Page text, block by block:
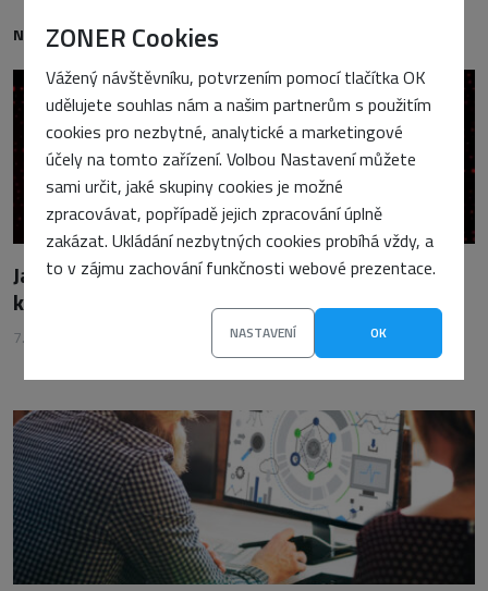
ZONER Cookies
Vážený návštěvníku, potvrzením pomocí tlačítka OK
udělujete souhlas nám a našim partnerům s použitím
cookies pro nezbytné, analytické a marketingové
účely na tomto zařízení. Volbou Nastavení můžete
sami určit, jaké skupiny cookies je možné
zpracovávat, popřípadě jejich zpracování úplně
zakázat. Ukládání nezbytných cookies probíhá vždy, a
to v zájmu zachování funkčnosti webové prezentace.
NASTAVENÍ OK
NEJNOVĚJŠÍ
Jak vyřešit wp2shell: Krok za krokem
k odstranění viru z WordPressu
7. srpna 2026 Vojtěch Tomášek